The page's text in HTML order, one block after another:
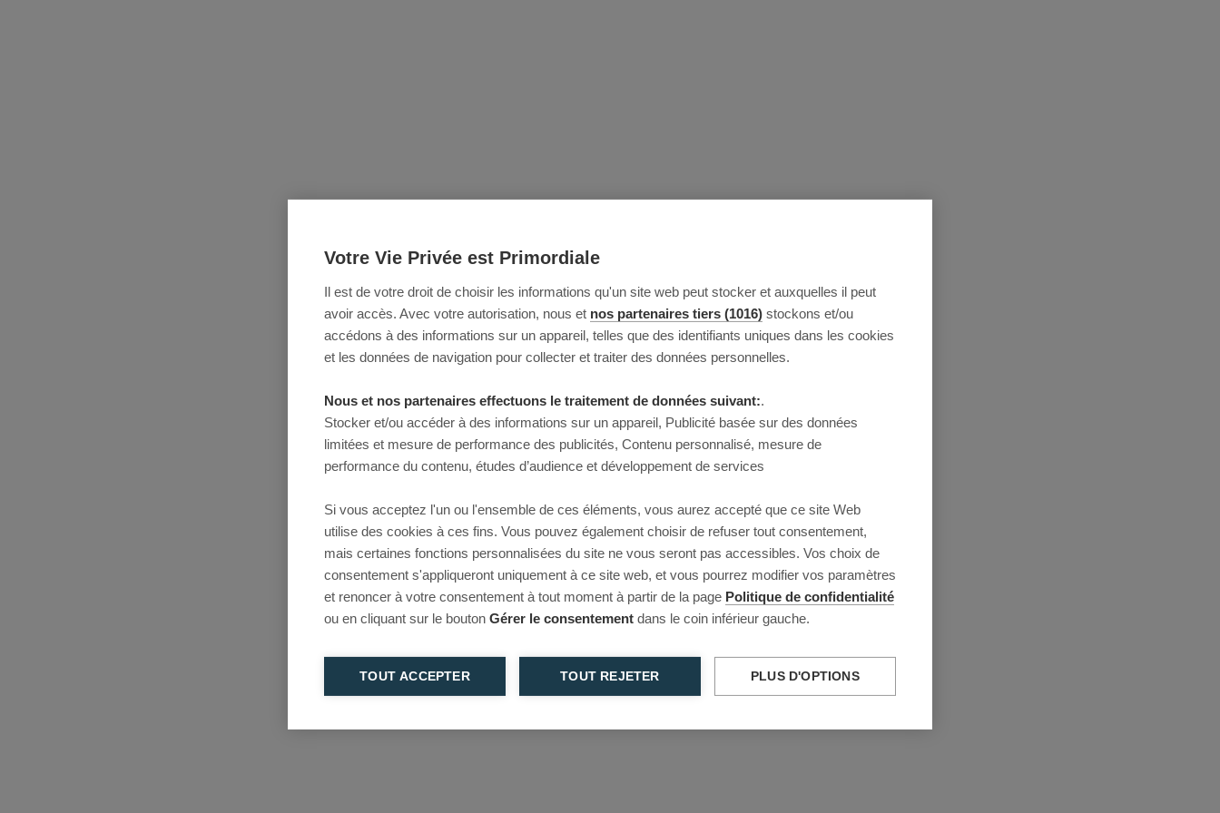
Votre Vie Privée est Primordiale
Il est de votre droit de choisir les informations qu'un site web peut stocker et auxquelles il peut
avoir accès. Avec votre autorisation, nous et nos partenaires tiers (1016) stockons et/ou
accédons à des informations sur un appareil, telles que des identifiants uniques dans les cookies
et les données de navigation pour collecter et traiter des données personnelles.
Nous et nos partenaires effectuons le traitement de données suivant:.
Stocker et/ou accéder à des informations sur un appareil, Publicité basée sur des données
limitées et mesure de performance des publicités, Contenu personnalisé, mesure de
performance du contenu, études d’audience et développement de services
Si vous acceptez l'un ou l'ensemble de ces éléments, vous aurez accepté que ce site Web
utilise des cookies à ces fins. Vous pouvez également choisir de refuser tout consentement,
mais certaines fonctions personnalisées du site ne vous seront pas accessibles. Vos choix de
consentement s'appliqueront uniquement à ce site web, et vous pourrez modifier vos paramètres
et renoncer à votre consentement à tout moment à partir de la page Politique de confidentialité
ou en cliquant sur le bouton Gérer le consentement dans le coin inférieur gauche.
TOUT ACCEPTER TOUT REJETER PLUS D'OPTIONS
This page couldn’t load
Reload to try again, or go back.
Reload Back